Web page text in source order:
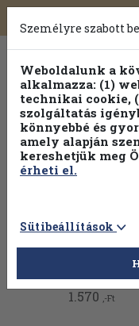
Toggle
navigation
Vissza az előző
1.570 ,-Ft
Személyre szabott
Weboldalunk a
alkalmazza: (1)
technikai cookie,
szolgáltatás
könnyebbé és
amely alapján
kereshetjük meg
érheti el.
Sütibeállítások